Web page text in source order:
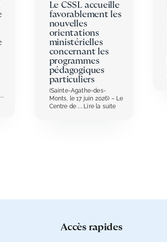
Le CSSL accueille
favorablement les
nouvelles
orientations
ministérielles
concernant les
programmes
pédagogiques
particuliers
(Sainte-Agathe-des-
Monts, le 17 juin 2026) – Le
Centre de .... Lire la suite
accès rapides